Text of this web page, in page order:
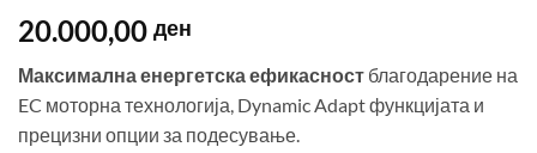
20.000,00 ден
Максимална енергетска ефикасност благодарение на
EC моторна технологија, Dynamic Adapt функцијата и
прецизни опции за подесување.